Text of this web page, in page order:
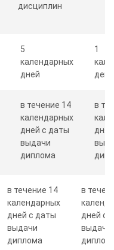
дисциплин
5
календарных
дней
1
день
в течение 14
календарных
дней с даты
выдачи
диплома
в
дня
в течение 14
календарных
дней с даты
выдачи
диплома
в
дней с
выдачи